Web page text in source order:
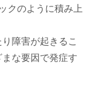
クのように積み上
障害が起きるこ
な要因で発症す